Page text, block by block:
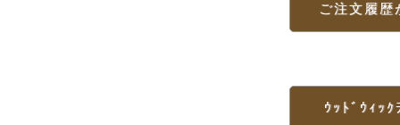
ご注文履歴
ｳｯﾄﾞｳｨｯｸ